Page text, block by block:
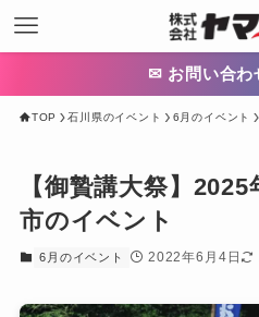
✉ お問い合わ
TOP 石川県のイベント 6月のイベント
【御贄講大祭】
市のイベント
6月のイベント 2022年6月4日